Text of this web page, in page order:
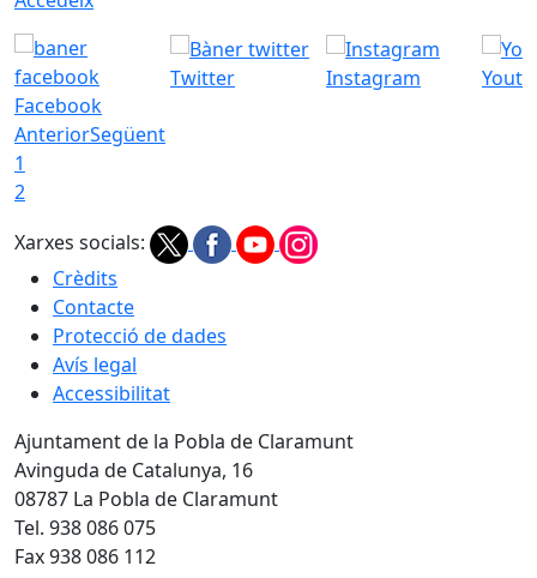
Facebook
Twitter Instagram
AnteriorSegüent
1
2
Xarxes socials:
Crèdits
Contacte
Protecció de dades
Avís legal
Accessibilitat
Ajuntament de la Pobla de Claramunt
Avinguda de Catalunya, 16
08787 La Pobla de Claramunt
Tel. 938 086 075
Fax 938 086 112